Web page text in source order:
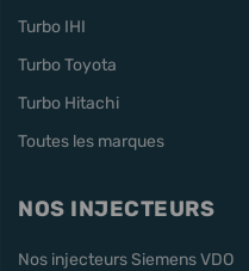
Turbo IHI
Turbo Toyota
Turbo Hitachi
Toutes les marques
NOS INJECTEURS
Nos injecteurs Siemens VDO